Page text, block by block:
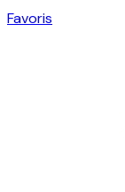
Favoris